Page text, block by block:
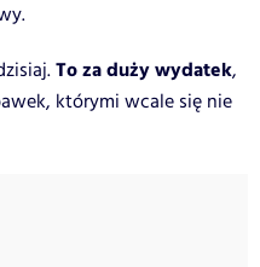
To za duży wydatek,
którymi wcale się nie